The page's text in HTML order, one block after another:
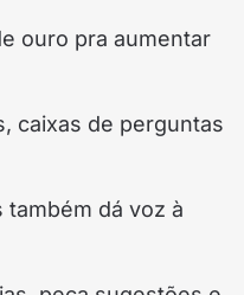
ouro pra aumentar
caixas de perguntas
dá voz à